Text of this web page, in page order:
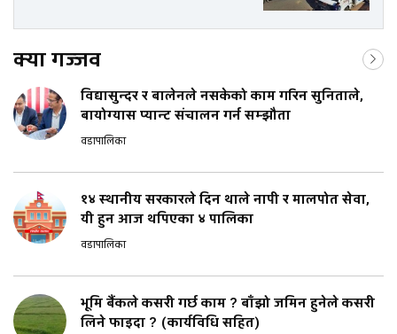
क्या गज्जव
विद्यासुन्दर र बालेनले नसकेको काम गरिन सुनिताले,
बायोग्यास प्यान्ट संचालन गर्न सम्झौता
वडापालिका
१४ स्थानीय सरकारले दिन थाले नापी र मालपोत सेवा,
यी हुन आज थपिएका ४ पालिका
वडापालिका
भूमि बैंकले कसरी गर्छ काम ? बाँझो जमिन हुनेले कसरी
लिने फाइदा ? (कार्यविधि सहित)